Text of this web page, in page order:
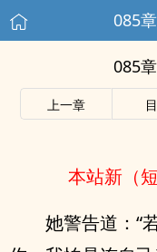
085
085
上一章
本站新（
她警告道：“